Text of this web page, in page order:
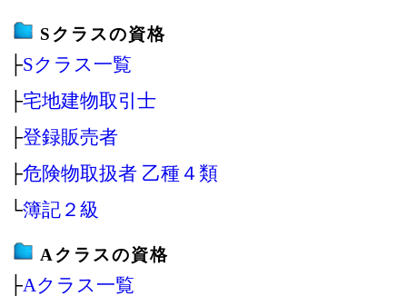
Sクラスの資格
├Sクラス一覧
├宅地建物取引士
├登録販売者
├危険物取扱者 乙種４類
└簿記２級
Aクラスの資格
├Aクラス一覧